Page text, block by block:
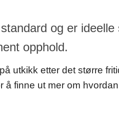
og er ideelle
opphold.
utkikk etter det større
finne ut mer om